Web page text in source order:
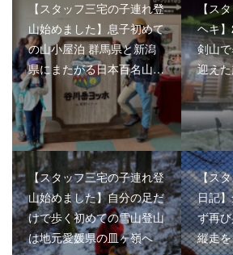
【スタッフ三宅の子連れ登
山始めました】息子初めて
の山小屋泊 群馬県と新潟
県にまたがる日本百名山…
【ス
ヘキ
剣山
迎え
【スタッフ三宅の子連れ登
山始めました】自分の足だ
けで歩く初めての雪山登山
は地元愛媛県の皿ヶ嶺へ
【ス
日記
ず再
縦走